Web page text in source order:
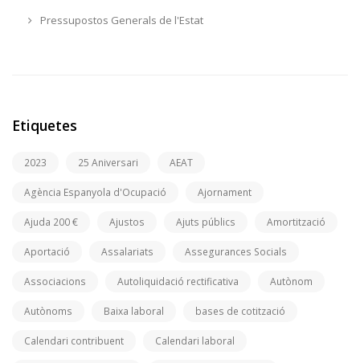
Pressupostos Generals de l'Estat
Etiquetes
2023 25 Aniversari AEAT
Agència Espanyola d'Ocupació Ajornament
Ajuda 200 € Ajustos Ajuts públics Amortització
Aportació Assalariats Assegurances Socials
Associacions Autoliquidació rectificativa Autònom
Autònoms Baixa laboral bases de cotització
Calendari contribuent Calendari laboral